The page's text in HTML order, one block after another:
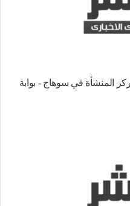
المنشأة في سوهاج - بوابة